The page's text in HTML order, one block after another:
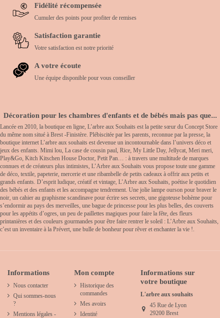
Fidélité récompensée
Cumuler des points pour profiter de remises
Satisfaction garantie
Votre satisfaction est notre priorité
A votre écoute
Une équipe disponible pour vous conseiller
Décoration pour les chambres d'enfants et de bébés mais pas que...
Lancée en 2010, la boutique en ligne, L’arbre aux Souhaits est la petite sœur du Concept Store
du même nom situé à Brest -Finistère. Plébiscitée par les parents, reconnue par la presse, la
boutique internet L’arbre aux souhaits est devenue un incontournable dans l’univers déco et
jeux des enfants. Mimi lou, La case de cousin paul, Rice, My Little Day, Jellycat, Meri meri,
Play&Go, Kitch Kitschen House Doctor, Petit Pan… : à travers une multitude de marques
connues et de créateurs plus intimistes, L’Arbre aux Souhaits vous propose toute une gamme
de déco, textile, papeterie, mercerie et une ribambelle de petits cadeaux à offrir aux petits et
grands enfants. D’esprit ludique, créatif et vintage, L’Arbre aux Souhaits, poétise le quotidien
des bébés et des enfants et les accompagne tendrement. Une jolie lampe ourson pour braver le
noir, un cahier au graphisme scandinave pour écrire ses secrets, une gigoteuse bohème pour
s’endormir au pays des merveilles, une bague de princesse pour les plus belles, des couverts
pour les appétits d’ogres, un peu de paillettes magiques pour faire la fête, des fleurs
printanières et des couleurs gourmandes pour être faire rentrer le soleil : L’Arbre aux Souhaits,
c’est un inventaire à la Prévert, une bulle de bonheur pour rêver et enchanter la vie !.
Informations
Nous contacter
Qui sommes-nous
?
Mentions légales -
Mon compte
Historique des
commandes
Mes avoirs
Identité
Informations sur
votre boutique
L'arbre aux souhaits
45 Rue de Lyon
29200 Brest